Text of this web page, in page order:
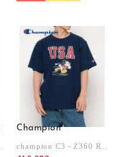
Champion